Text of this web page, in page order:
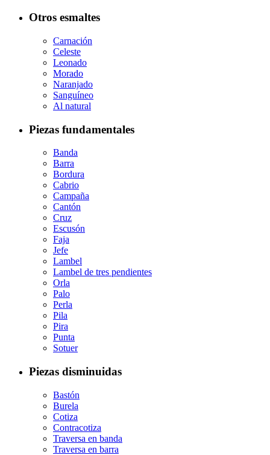
Otros esmaltes
Carnación
Celeste
Leonado
Morado
Naranjado
Sanguíneo
Al natural
Piezas fundamentales
Banda
Barra
Bordura
Cabrio
Campaña
Cantón
Cruz
Escusón
Faja
Jefe
Lambel
Lambel de tres pendientes
Orla
Palo
Perla
Pila
Pira
Punta
Sotuer
Piezas disminuidas
Bastón
Burela
Cotiza
Contracotiza
Traversa en banda
Traversa en barra